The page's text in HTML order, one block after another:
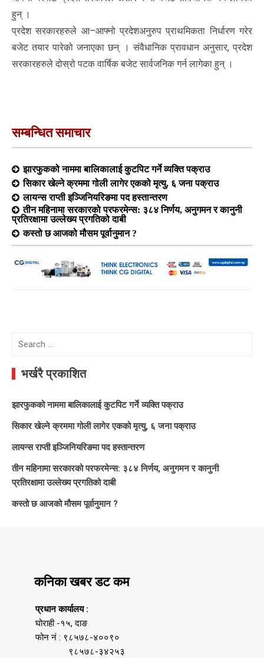
हुन् ।
प्रदेश सरकारहरुले आ–आफ्नो प्रदेशअनुरुप प्राथमिकता निर्धारण गरेर
बजेट तयार पारेको जनाएका छन् । संवैधानिक प्रावधान अनुसार, प्रदेश
सरकारहरुले दोस्रो पटक वार्षिक बजेट सार्वजनिक गर्न लागेका हुन् ।
सम्बन्धित समाचार
झारफुकको नाममा बालिकालाई कुटपिट गर्ने व्यक्ति पक्राउ
सिकार खेल्ने क्रममा गोली लागेर एकको मृत्यु, ६ जना पक्राउ
लायन्स राप्ती इञ्जिनियरिङमा पद हस्तान्तरण
तीन महिनामा सरकारको परफरमेन्स: ३८४ निर्णय, अनुगमन र कानुनी
प्रतिरक्षामा उल्लेख्य प्रगतिको दाबी
कस्तो छ आजको मौसम पूर्वानुमान ?
Search
भर्खरै प्रकाशित
झारफुकको नाममा बालिकालाई कुटपिट गर्ने व्यक्ति पक्राउ
सिकार खेल्ने क्रममा गोली लागेर एकको मृत्यु, ६ जना पक्राउ
लायन्स राप्ती इञ्जिनियरिङमा पद हस्तान्तरण
तीन महिनामा सरकारको परफरमेन्स: ३८४ निर्णय, अनुगमन र कानुनी
प्रतिरक्षामा उल्लेख्य प्रगतिको दाबी
कस्तो छ आजको मौसम पूर्वानुमान ?
कनिका खबर डट कम
प्रधान कार्यालय :
घोराही -१५, दाङ
फोन नं : ९८५७८-४००९०
९८५७८-३४२५३